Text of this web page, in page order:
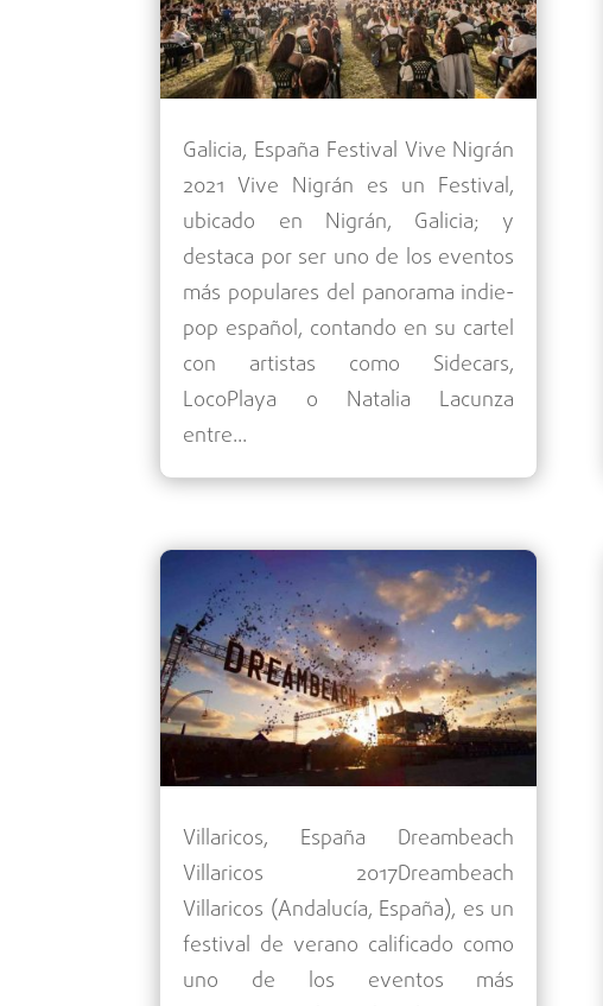
Galicia, España Festival Vive Nigrán
2021 Vive Nigrán es un Festival,
ubicado en Nigrán, Galicia; y
destaca por ser uno de los eventos
más populares del panorama indie-
pop español, contando en su cartel
con artistas como Sidecars,
LocoPlaya o Natalia Lacunza
entre...
Villaricos, España Dreambeach
Villaricos 2017Dreambeach
Villaricos (Andalucía, España), es un
festival de verano calificado como
uno de los eventos más